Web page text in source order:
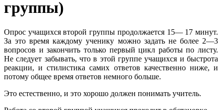
группы)
Опрос учащихся второй группы продолжается 15— 17 минут.
За это время каждому ученику можно задать не более 2—3
вопросов и закончить только первый цикл работы по листу.
Не следует забывать, что в этой группе учащихся и быстрота
реакции, и стилистика самих ответов качественно ниже, и
потому общее время ответов немного больше.
Это естественно, и это хорошо должен понимать учитель.